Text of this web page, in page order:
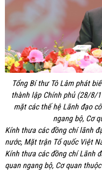
Tổng Bí thư Tô Lâm phát
thành lập Chính phủ (28/8/
mặt các thế hệ Lãnh đạo
ngang bộ, Cơ
Kính thưa các đồng chí lãnh
nước, Mặt trận Tổ quốc Việt
Kính thưa các đồng chíLãnh
quan ngang bộ, Cơ quan